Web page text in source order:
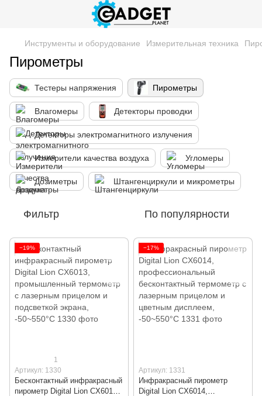
Инструменты и оборудование Измерительная техника
Пирометры
Тестеры напряжения Пирометры
Влагомеры Детекторы проводки
Детекторы электромагнитного излучения
Измерители качества воздуха Угломеры
Дозиметры Штангенциркули и микрометры
Фильтр По популярности
−19%
1
Артикул: 1330
Бесконтактный инфракрасный
пирометр Digital Lion CX6013,
−17%
Артикул: 1331
Инфракрасный пирометр
Digital Lion CX6014,